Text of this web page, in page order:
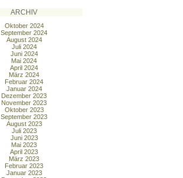
ARCHIV
Oktober 2024
September 2024
August 2024
Juli 2024
Juni 2024
Mai 2024
April 2024
März 2024
Februar 2024
Januar 2024
Dezember 2023
November 2023
Oktober 2023
September 2023
August 2023
Juli 2023
Juni 2023
Mai 2023
April 2023
März 2023
Februar 2023
Januar 2023